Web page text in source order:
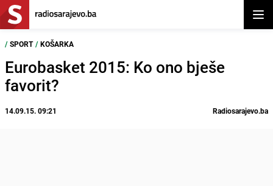
/ SPORT / KOŠARKA
Eurobasket 2015: Ko ono bješe
favorit?
14.09.15. 09:21 Radiosarajevo.ba